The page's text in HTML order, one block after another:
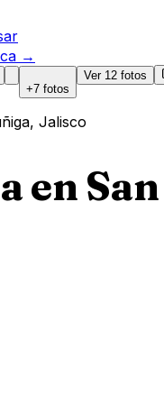
→
+7 fotos
Ver 12 fotos
, Jalisco
en